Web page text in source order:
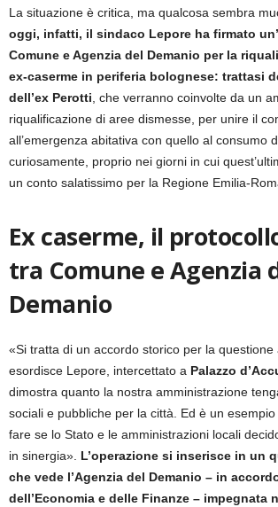
La situazione è critica, ma qualcosa sembra
oggi, infatti, il sindaco Lepore ha firmato
Comune e Agenzia del Demanio per la
ex-caserme in periferia bolognese: trattasi
dell’ex Perotti, che verranno coinvolte da un
riqualificazione di aree dismesse, per unire il
all’emergenza abitativa con quello al consumo
curiosamente, proprio nei giorni in cui
un conto salatissimo per la Regione Emilia-
Ex caserme, il
tra Comune e Agenzia
Demanio
«Si tratta di un accordo storico per la questione
esordisce Lepore, intercettato a Palazzo
dimostra quanto la nostra amministrazione
sociali e pubbliche per la città. Ed è un
fare se lo Stato e le amministrazioni locali
in sinergia». L’operazione si inserisce in un
che vede l’Agenzia del Demanio – in
dell’Economia e delle Finanze – impegnata